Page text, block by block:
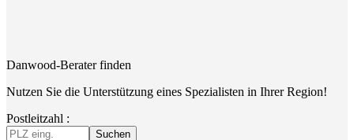
Danwood-Berater finden
Nutzen Sie die Unterstützung eines Spezialisten in Ihrer Region!
Postleitzahl :
Suchen